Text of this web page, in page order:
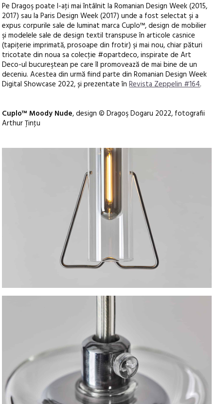
Pe Dragoş poate l-aţi mai întâlnit la Romanian Design Week (2015,
2017) sau la Paris Design Week (2017) unde a fost selectat şi a
expus corpurile sale de luminat marca Cuplo™, design de mobilier
şi modelele sale de design textil transpuse în articole casnice
(tapiţerie imprimată, prosoape din frotir) şi mai nou, chiar pături
tricotate din noua sa colecţie #opartdeco, inspirate de Art
Deco-ul bucureştean pe care îl promovează de mai bine de un
deceniu. Acestea din urmă fiind parte din Romanian Design Week
Digital Showcase 2022, și prezentate înRevista Zeppelin #164.
Cuplo™ Moody Nude, design © Dragoş Dogaru 2022, fotografii
Arthur Ţinţu